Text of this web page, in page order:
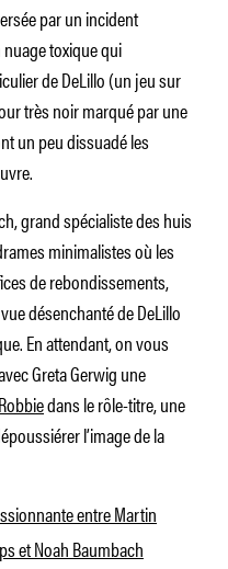
par un incident
toxique qui
de DeLillo (un jeu sur
très noir marqué par une
un peu dissuadé les
grand spécialiste des huis
minimalistes où les
de rebondissements,
désenchanté de DeLillo
En attendant, on vous
Greta Gerwig une
dans le rôle-titre, une
l’image de la
entre Martin
et Noah Baumbach